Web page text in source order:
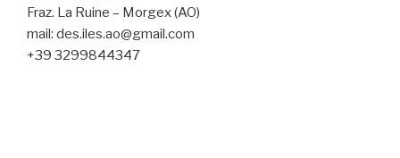
Fraz. La Ruine – Morgex (AO)
mail: des.iles.ao@gmail.com
+39 3299844347